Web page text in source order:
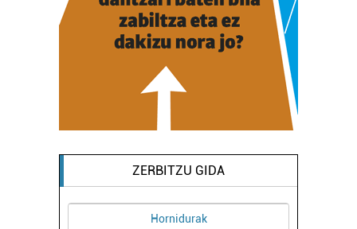
ZERBITZU GIDA
Hornidurak